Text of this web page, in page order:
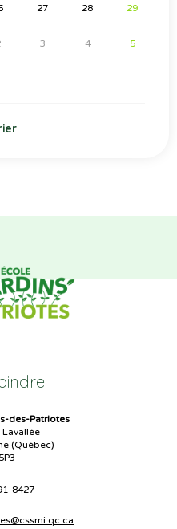
27 28 29
3 4 5
des-Patriotes
Lavallée
(Québec)
8427